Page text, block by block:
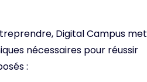
Digital Campus met
nécessaires pour réussir
: